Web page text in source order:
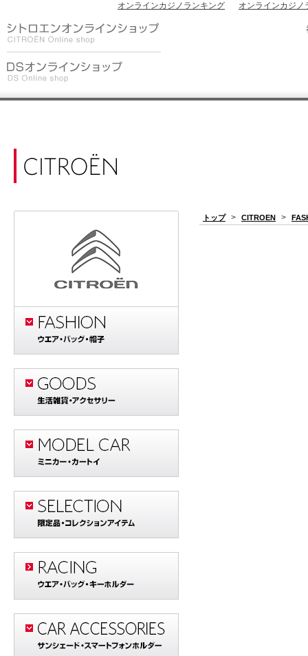
オンラインカジノランキング オンラインカジノ
トップ > CITROEN >